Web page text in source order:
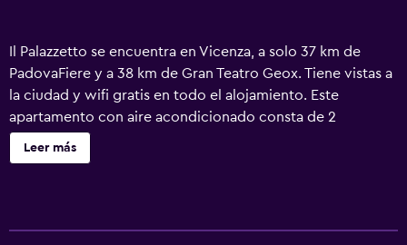
Il Palazzetto se encuentra en Vicenza, a solo 37 km de
PadovaFiere y a 38 km de Gran Teatro Geox. Tiene vistas a
la ciudad y wifi gratis en todo el alojamiento. Este
apartamento con aire acondicionado consta de 2
dormitorios, una sala de estar, una cocina totalmente
equipada con nevera y cafetera, y 2 baños con bidet y
Leer más